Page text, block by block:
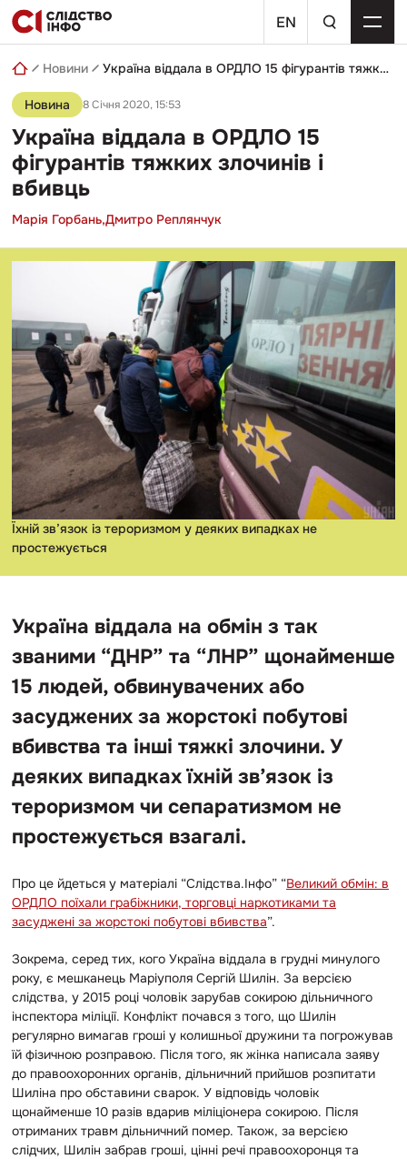
Skip
to
content
EN
пошуковий
запит
Новини Україна віддала в ОРДЛО 15 фігурантів тяжких злочинів і вбивць
Новина 8 Січня 2020, 15:53
Україна віддала в ОРДЛО 15
фігурантів тяжких злочинів і
вбивць
Марія Горбань,Дмитро Реплянчук
Їхній зв’язок із тероризмом у деяких випадках не
простежується
Україна віддала на обмін з так
званими “ДНР” та “ЛНР” щонайменше
15 людей, обвинувачених або
засуджених за жорстокі побутові
вбивства та інші тяжкі злочини. У
деяких випадках їхній зв’язок із
тероризмом чи сепаратизмом не
простежується взагалі.
Про це йдеться у матеріалі “Слідства.Інфо” “Великий обмін: в
ОРДЛО поїхали грабіжники, торговці наркотиками та
засуджені за жорстокі побутові вбивства”.
Зокрема, серед тих, кого Україна віддала в грудні минулого
року, є мешканець Маріуполя Сергій Шилін. За версією
слідства, у 2015 році чоловік зарубав сокирою дільничного
інспектора міліції. Конфлікт почався з того, що Шилін
регулярно вимагав гроші у колишньої дружини та погрожував
їй фізичною розправою. Після того, як жінка написала заяву
до правоохоронних органів, дільничний прийшов розпитати
Шиліна про обставини сварок. У відповідь чоловік
щонайменше 10 разів вдарив міліціонера сокирою. Після
отриманих травм дільничний помер. Також, за версією
слідчих, Шилін забрав гроші, цінні речі правоохоронця та